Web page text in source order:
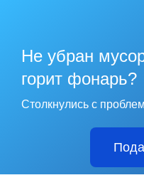
Не убран
горит фонарь?
Столкнулись с